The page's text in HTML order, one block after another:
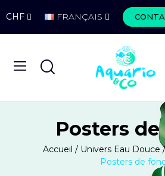
CHF FRANÇAIS
Posters
Accueil Univers Eau Douce
Posters de